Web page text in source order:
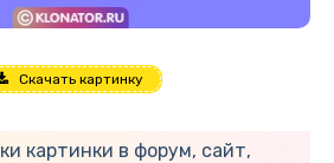
Скачать картинку
картинки в форум, сайт,